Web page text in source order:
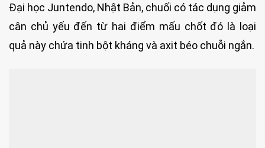
Đại học Juntendo, Nhật Bản, chuối có tác dụng giảm
cân chủ yếu đến từ hai điểm mấu chốt đó là loại
quả này chứa tinh bột kháng và axit béo chuỗi ngắn.